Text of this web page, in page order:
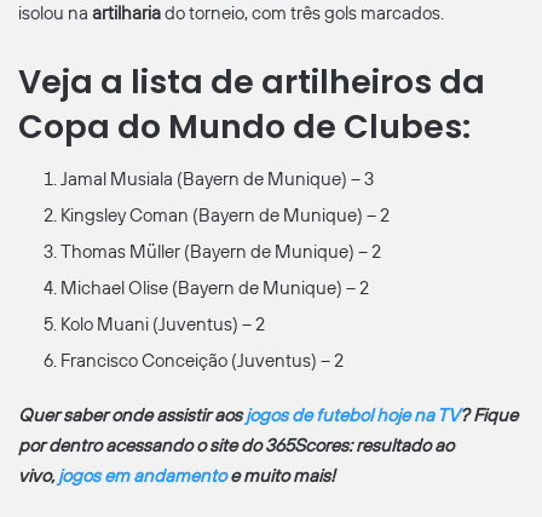
isolou na artilhariado torneio, com três gols marcados.
Veja a lista de artilheiros da
Copa do Mundo de Clubes:
Jamal Musiala (Bayern de Munique) – 3
Kingsley Coman (Bayern de Munique) – 2
Thomas Müller (Bayern de Munique) – 2
Michael Olise (Bayern de Munique) – 2
Kolo Muani (Juventus) – 2
Francisco Conceição (Juventus) – 2
Quer saber onde assistir aosjogos de futebol hoje na TV? Fique
por dentro acessando o site do 365Scores: resultado ao
vivo,jogos em andamentoe muito mais!